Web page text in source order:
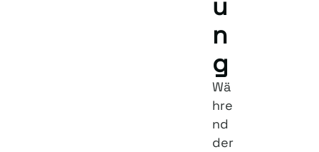
u
n
g
Wä
hre
nd
der